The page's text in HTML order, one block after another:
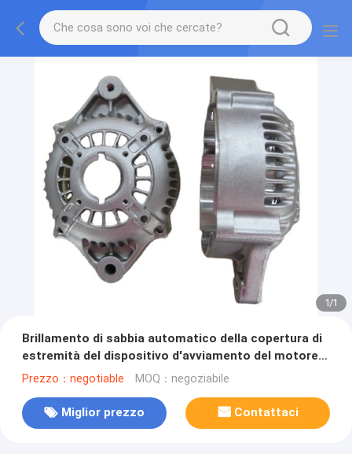
1/1
Brillamento di sabbia automatico della copertura di
estremità del dispositivo d'avviamento del motore
automatico 180T 280T
Prezzo：negotiable MOQ：negoziabile
Miglior prezzo Contattaci